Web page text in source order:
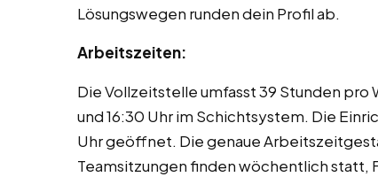
Lösungswegen runden dein Profil ab.
Arbeitszeiten:
Die Vollzeitstelle umfasst 39 Stunden
und 16:30 Uhr im Schichtsystem. Die
Uhr geöffnet. Die genaue
Teamsitzungen finden wöchentlich statt,